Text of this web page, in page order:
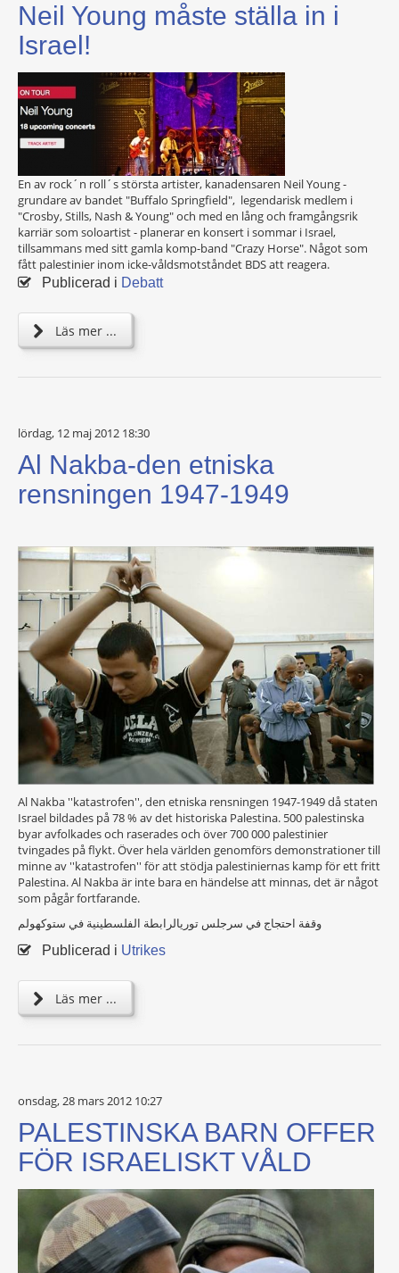
Neil Young måste ställa in i
Israel!
En av rock´n roll´s största artister, kanadensaren Neil Young -
grundare av bandet "Buffalo Springfield", legendarisk medlem i
"Crosby, Stills, Nash & Young" och med en lång och framgångsrik
karriär som soloartist - planerar en konsert i sommar i Israel,
tillsammans med sitt gamla komp-band "Crazy Horse". Något som
fått palestinier inom icke-våldsmotståndet BDS att reagera.
Publicerad i Debatt
Läs mer ...
lördag, 12 maj 2012 18:30
Al Nakba-den etniska
rensningen 1947-1949
Al Nakba ''katastrofen'', den etniska rensningen 1947-1949 då staten
Israel bildades på 78 % av det historiska Palestina. 500 palestinska
byar avfolkades och raserades och över 700 000 palestinier
tvingades på flykt. Över hela världen genomförs demonstrationer till
minne av ''katastrofen'' för att stödja palestiniernas kamp för ett fritt
Palestina. Al Nakba är inte bara en händelse att minnas, det är något
som pågår fortfarande.
وقفة احتجاج في سرجلس توريالرابطة الفلسطينية في ستوكهولم
Publicerad i Utrikes
Läs mer ...
onsdag, 28 mars 2012 10:27
PALESTINSKA BARN OFFER
FÖR ISRAELISKT VÅLD